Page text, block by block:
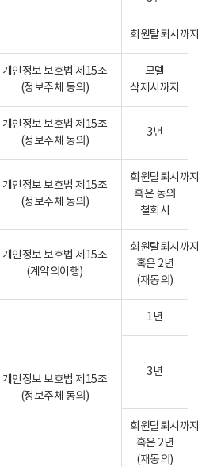
회원탈퇴시까
개인정보 보호법 제15조
(정보주체 동의)
모델
삭제시까지
개인정보 보호법 제15조
(정보주체 동의)
3년
개인정보 보호법 제15조
(정보주체 동의)
회원탈퇴시까
혹은 동의
철회시
개인정보 보호법 제15조
(계약의이행)
회원탈퇴시까
혹은 2년
(재동의)
개인정보 보호법 제15조
(정보주체 동의)
1년
3년
회원탈퇴시까
혹은 2년
(재동의)